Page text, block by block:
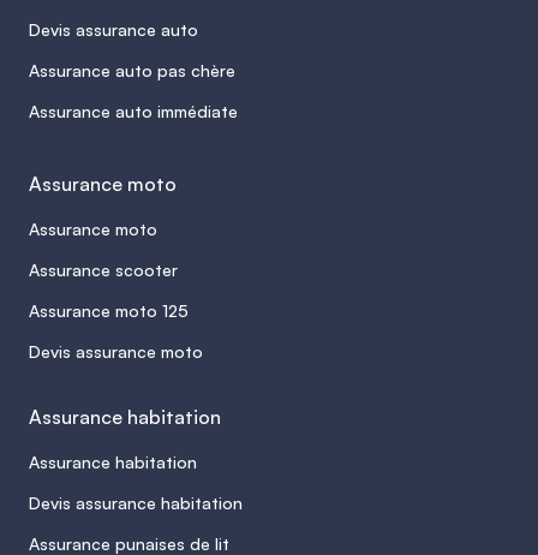
Devis assurance auto
Assurance auto pas chère
Assurance auto immédiate
Assurance moto
Assurance moto
Assurance scooter
Assurance moto 125
Devis assurance moto
Assurance habitation
Assurance habitation
Devis assurance habitation
Assurance punaises de lit